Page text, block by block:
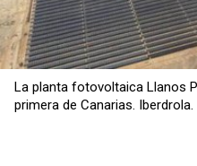
La planta fotovoltaica Llanos
primera de Canarias. Iberdrola.